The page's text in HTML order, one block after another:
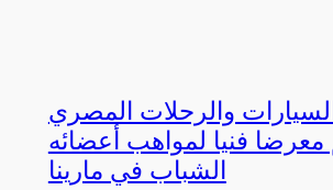
والرحلات المصري
فنيا لمواهب أعضائه
الشباب في مارينا